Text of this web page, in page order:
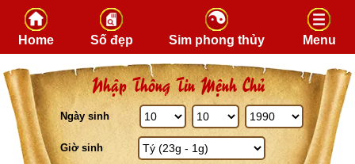
Skip to content
Home Số đẹp Sim phong thủy Menu
Nhập Thông Tin Mệnh Chủ
Ngày sinh
Giờ sinh